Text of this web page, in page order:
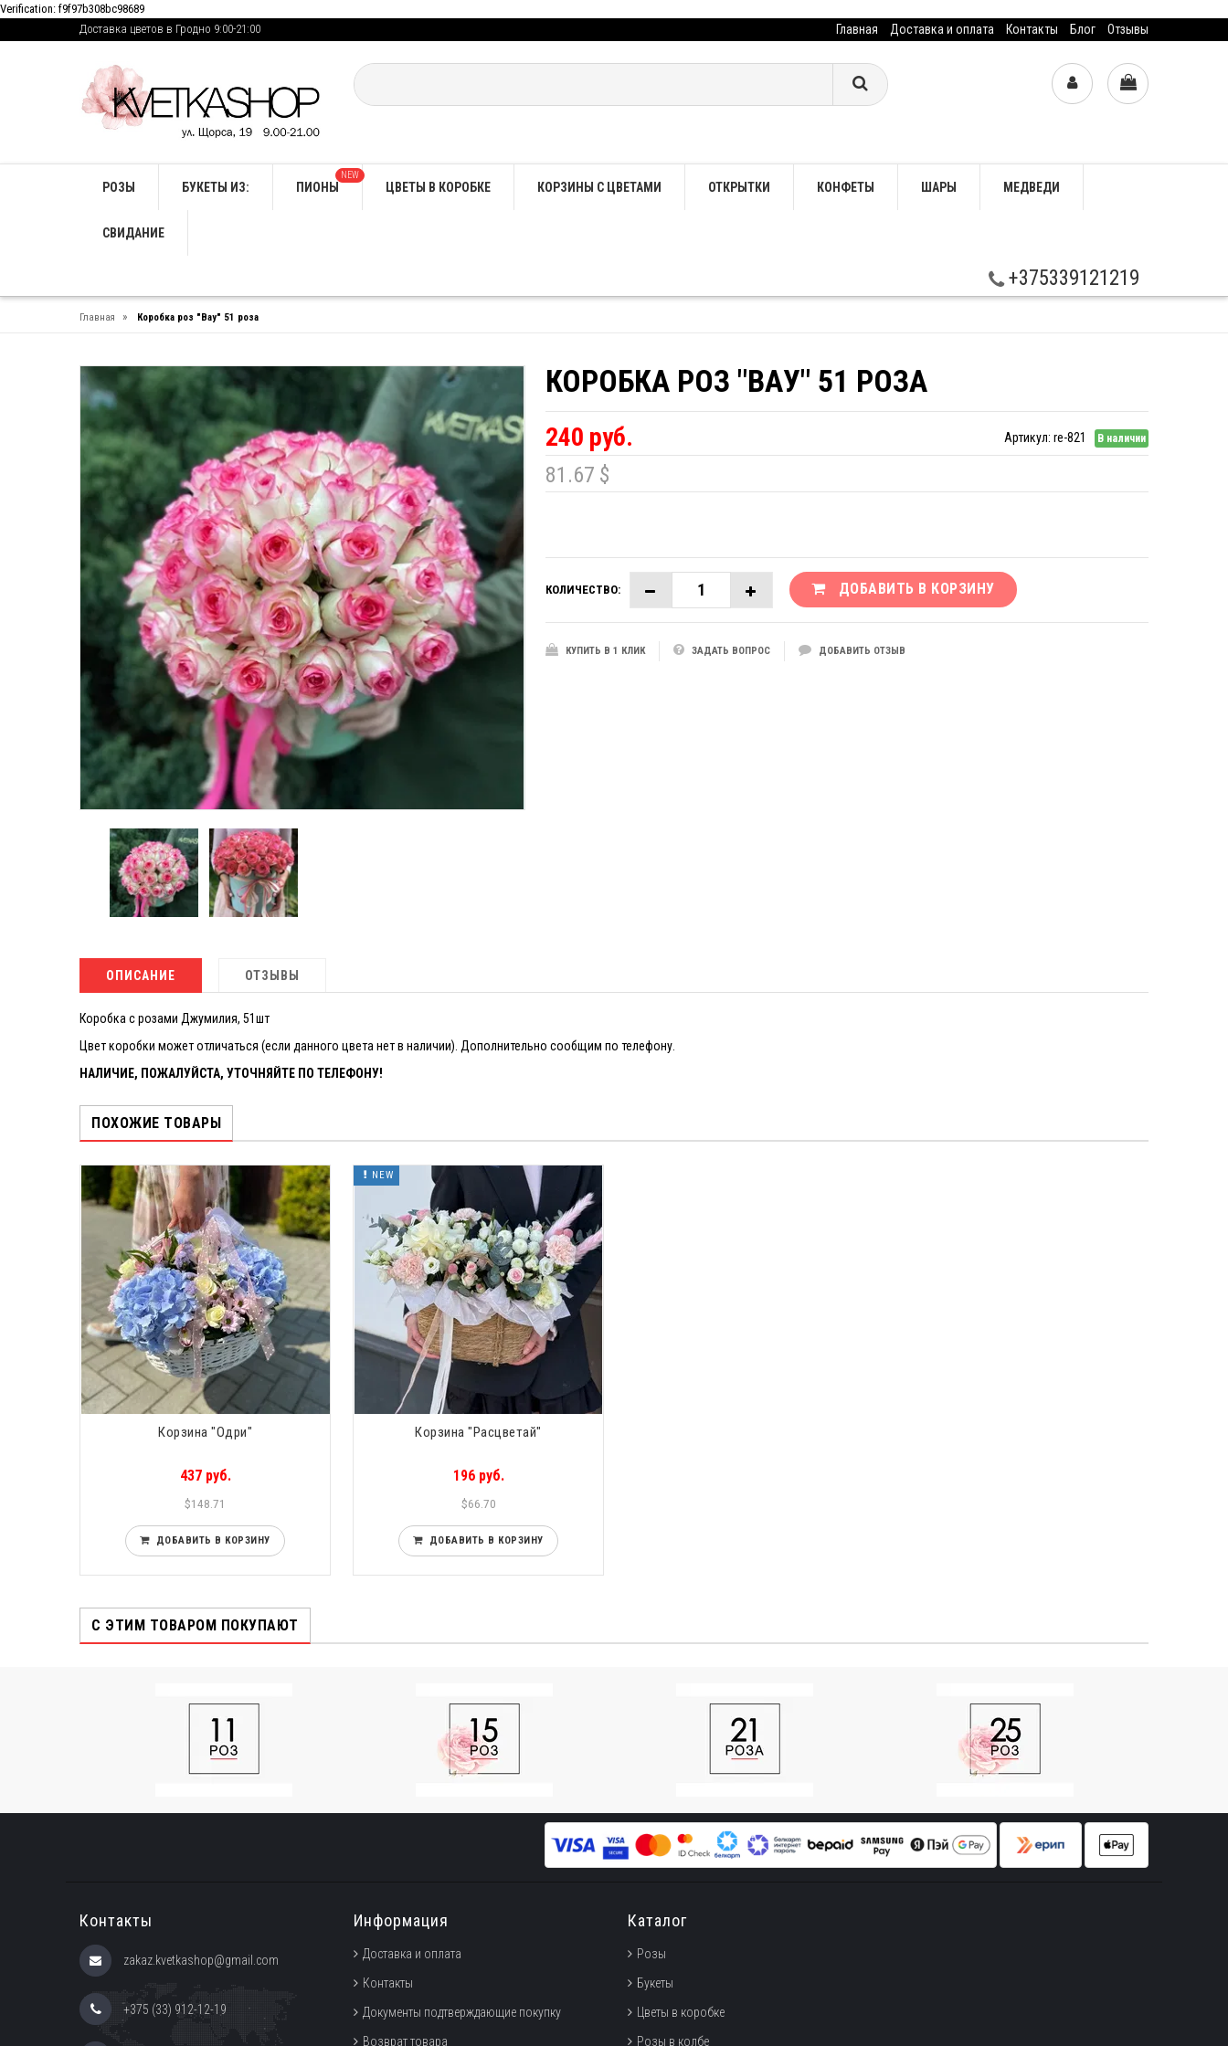
Verification: f9f97b308bc98689
Доставка цветов в Гродно 9:00-21:00
Главная Доставка и оплата Контакты Блог Отзывы
РОЗЫ БУКЕТЫ ИЗ: ПИОНЫ
NEW
ЦВЕТЫ В КОРОБКЕ КОРЗИНЫ С ЦВЕТАМИ ОТКРЫТКИ КОНФЕТЫ ШАРЫ МЕДВЕДИ
СВИДАНИЕ
+375339121219
Главная » Коробка роз "Вау" 51 роза
КОРОБКА РОЗ "ВАУ" 51 РОЗА
240 руб. В наличии
Артикул: re-821
81.67 $
КОЛИЧЕСТВО: ДОБАВИТЬ В КОРЗИНУ
КУПИТЬ В 1 КЛИК ЗАДАТЬ ВОПРОС ДОБАВИТЬ ОТЗЫВ
ОПИСАНИЕ ОТЗЫВЫ
Коробка с розами Джумилия, 51шт
Цвет коробки может отличаться (если данного цвета нет в наличии). Дополнительно сообщим по телефону.
НАЛИЧИЕ, ПОЖАЛУЙСТА, УТОЧНЯЙТЕ ПО ТЕЛЕФОНУ!
ПОХОЖИЕ ТОВАРЫ
Корзина "Одри"
437 руб.
$148.71
ДОБАВИТЬ В КОРЗИНУ
NEW
Корзина "Расцветай"
196 руб.
$66.70
ДОБАВИТЬ В КОРЗИНУ
С ЭТИМ ТОВАРОМ ПОКУПАЮТ
Контакты
zakaz.kvetkashop@gmail.com
+375 (33) 912-12-19
Информация
Доставка и оплата
Контакты
Документы подтверждающие покупку
Возврат товара
Каталог
Розы
Букеты
Цветы в коробке
Розы в колбе